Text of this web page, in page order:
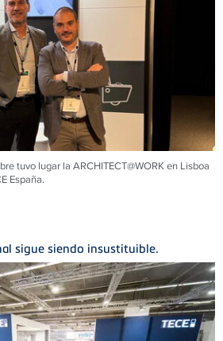
tuvo lugar la ARCHITECT@WORK en Lisboa
España.
sigue siendo insustituible.